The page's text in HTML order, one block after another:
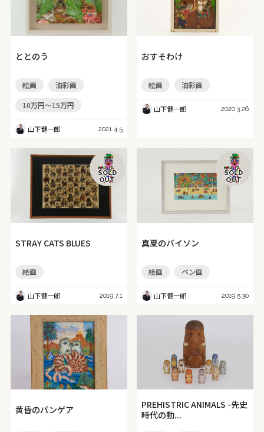
ととのう
絵画
油彩画
10万円～15万円
山下健一郎 2021.4.5
おすそわけ
絵画 油彩画
山下健一郎 2020.3.26
SOLD
OUT
STRAY CATS BLUES
絵画
山下健一郎 2019.7.1
SOLD
OUT
真夏のバイソン
絵画 ペン画
山下健一郎 2019.5.30
黄昏のパンゲア
PREHISTRIC ANIMALS -先史
時代の動...